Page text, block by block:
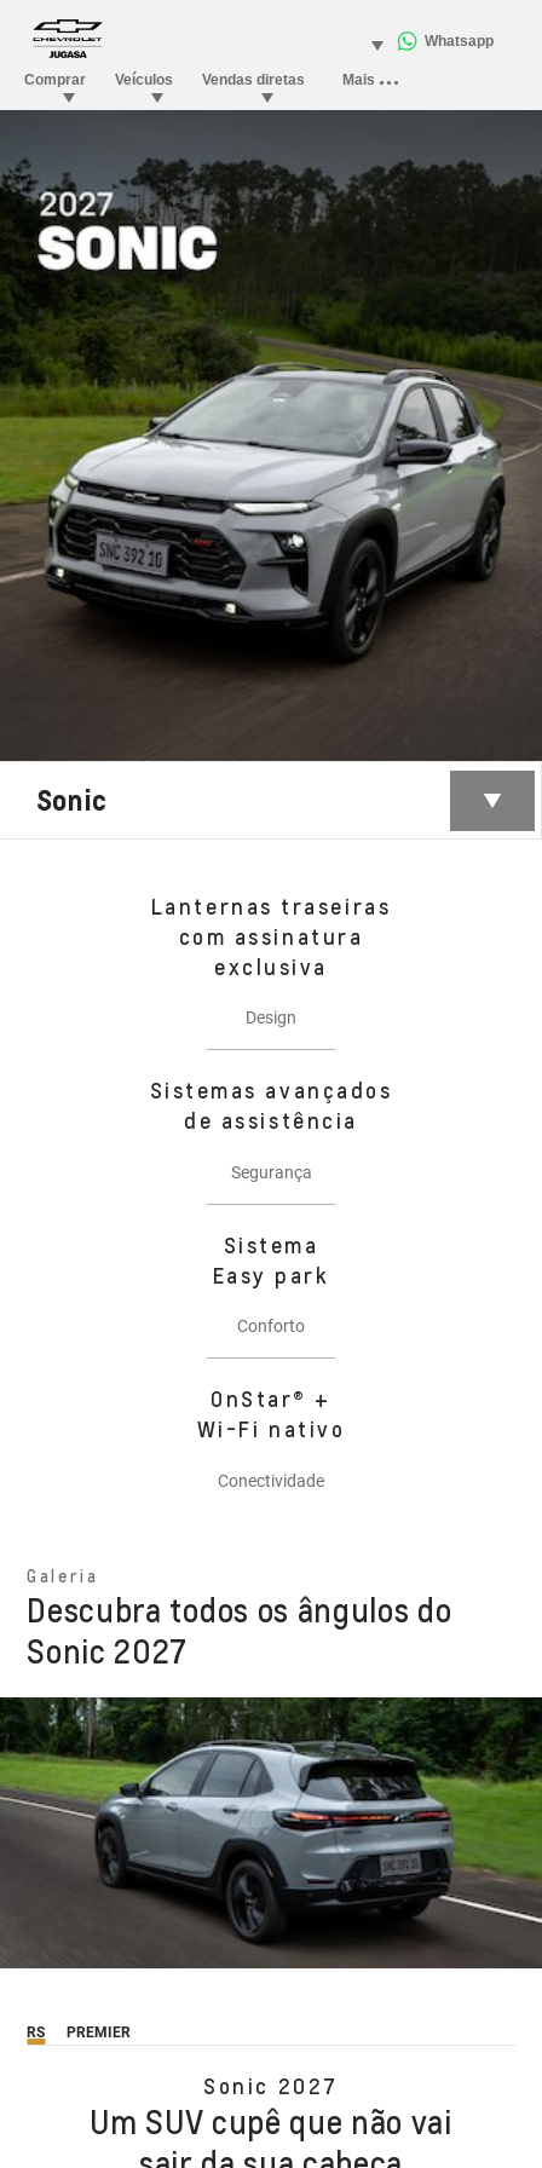
Sonic
Lanternas traseiras
com assinatura
exclusiva
Design
Sistemas avançados
de assistência
Segurança
Sistema
Easy park
Conforto
OnStar® +
Wi-Fi nativo
Conectividade
Galeria
Descubra todos os ângulos do
Sonic 2027
RS PREMIER
Sonic 2027
Um SUV cupê que não vai